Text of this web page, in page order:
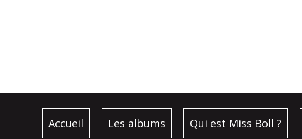
Accueil Les albums Qui est Miss Boll ?